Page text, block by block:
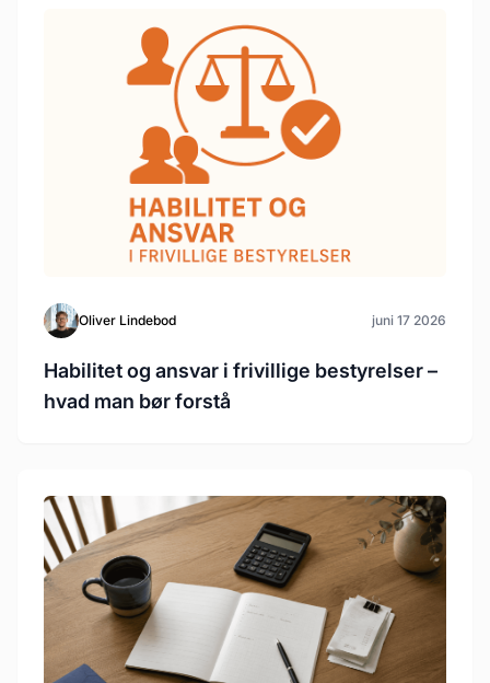
Oliver Lindebod juni 17 2026
Habilitet og ansvar i frivillige bestyrelser –
hvad man bør forstå